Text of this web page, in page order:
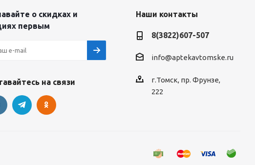
о скидках и
первым
на связи
Наши контакты
8(3822)607-507
info@aptekavtomske.ru
г.Томск, пр. Фрунзе,
222